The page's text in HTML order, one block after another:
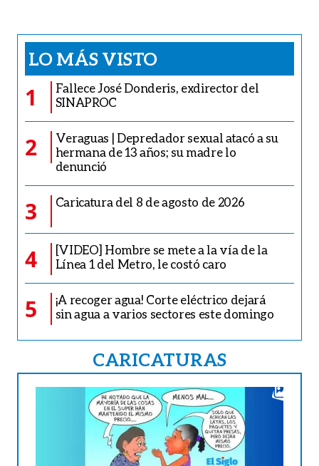
LO MÁS VISTO
1
Fallece José Donderis, exdirector del
SINAPROC
2
Veraguas | Depredador sexual atacó a su
hermana de 13 años; su madre lo
denunció
3 Caricatura del 8 de agosto de 2026
4
[VIDEO] Hombre se mete a la vía de la
Línea 1 del Metro, le costó caro
5
¡A recoger agua! Corte eléctrico dejará
sin agua a varios sectores este domingo
CARICATURAS